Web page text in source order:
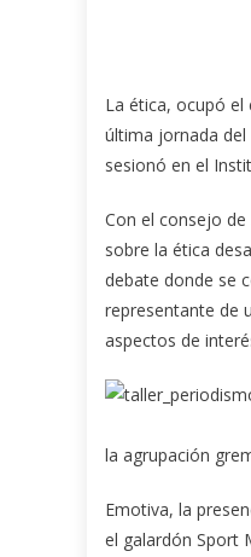
La ética, ocupó el
última jornada del
sesionó en el
Con el consejo
sobre la ética
debate donde se
representante de
aspectos de
la agrupación
Emotiva, la
el galardón Sport